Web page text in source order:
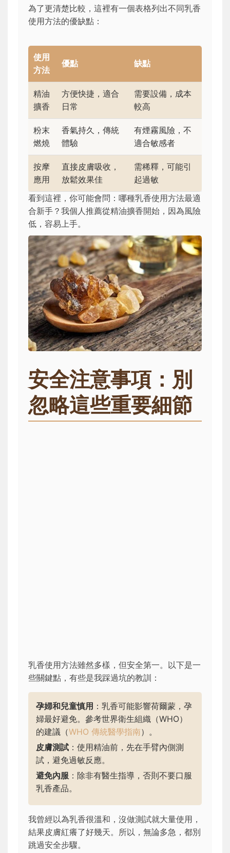
為了更清楚比較，這裡有一個表格列出不同乳香
使用方法的優缺點：
使用
方法
優點 缺點
精油
擴香
方便快捷，適合
日常
需要設備，成本
較高
粉末
燃燒
香氣持久，傳統
體驗
有煙霧風險，不
適合敏感者
按摩
應用
直接皮膚吸收，
放鬆效果佳
需稀釋，可能引
起過敏
看到這裡，你可能會問：哪種乳香使用方法最適
合新手？我個人推薦從精油擴香開始，因為風險
低，容易上手。
安全注意事項：別
忽略這些重要細節
乳香使用方法雖然多樣，但安全第一。以下是一
些關鍵點，有些是我踩過坑的教訓：
孕婦和兒童慎用 ：乳香可能影響荷爾蒙，孕
婦最好避免。參考世界衛生組織（WHO）
的建議（WHO 傳統醫學指南）。
皮膚測試 ：使用精油前，先在手臂內側測
試，避免過敏反應。
避免內服 ：除非有醫生指導，否則不要口服
乳香產品。
我曾經以為乳香很溫和，沒做測試就大量使用，
結果皮膚紅癢了好幾天。所以，無論多急，都別
跳過安全步驟。